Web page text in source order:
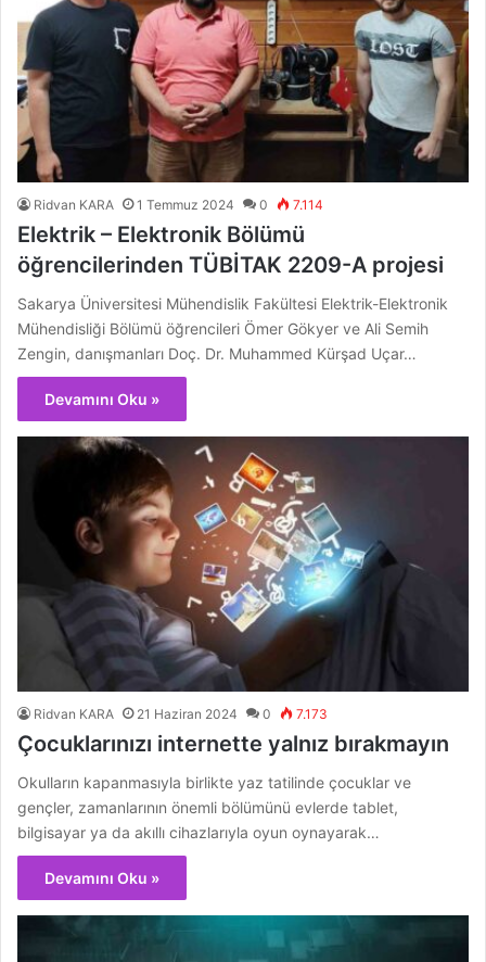
Ridvan KARA 1 Temmuz 2024 0 7.114
Elektrik – Elektronik Bölümü
öğrencilerinden TÜBİTAK 2209-A projesi
Sakarya Üniversitesi Mühendislik Fakültesi Elektrik-Elektronik
Mühendisliği Bölümü öğrencileri Ömer Gökyer ve Ali Semih
Zengin, danışmanları Doç. Dr. Muhammed Kürşad Uçar…
Devamını Oku »
Ridvan KARA 21 Haziran 2024 0 7.173
Çocuklarınızı internette yalnız bırakmayın
Okulların kapanmasıyla birlikte yaz tatilinde çocuklar ve
gençler, zamanlarının önemli bölümünü evlerde tablet,
bilgisayar ya da akıllı cihazlarıyla oyun oynayarak…
Devamını Oku »